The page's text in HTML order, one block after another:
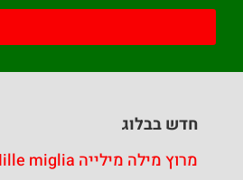
חדש בבלוג
מרוץ מילה מילייה Mille miglia